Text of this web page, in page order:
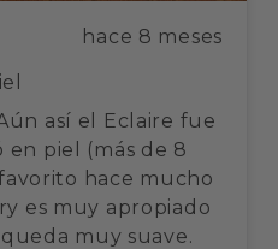
hace 8 meses
así el Eclaire fue
piel (más de 8
favorito hace mucho
es muy apropiado
muy suave.